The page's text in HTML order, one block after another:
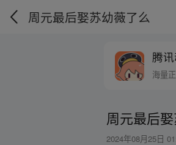
周元最后娶苏幼薇了么
腾
海量
周元最后
2024年08月25日